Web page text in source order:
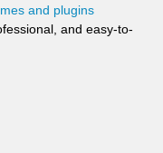
and plugins
and easy-to-